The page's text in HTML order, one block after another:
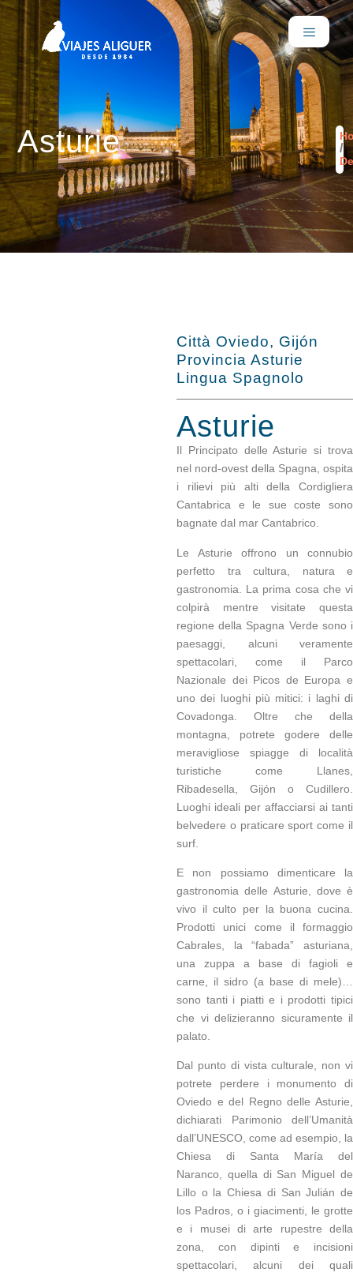
Asturie /
Città Oviedo, Gijón
Provincia Asturie
Lingua Spagnolo
Asturie
Il Principato delle Asturie si trova
nel nord-ovest della Spagna, ospita
i rilievi più alti della Cordigliera
Cantabrica e le sue coste sono
bagnate dal mar Cantabrico.
Le Asturie offrono un connubio
perfetto tra cultura, natura e
gastronomia. La prima cosa che vi
colpirà mentre visitate questa
regione della Spagna Verde sono i
paesaggi, alcuni veramente
spettacolari, come il Parco
Nazionale dei Picos de Europa e
uno dei luoghi più mitici: i laghi di
Covadonga. Oltre che della
montagna, potrete godere delle
meravigliose spiagge di località
turistiche come Llanes,
Ribadesella, Gijón o Cudillero.
Luoghi ideali per affacciarsi ai tanti
belvedere o praticare sport come il
surf.
E non possiamo dimenticare la
gastronomia delle Asturie, dove è
vivo il culto per la buona cucina.
Prodotti unici come il formaggio
Cabrales, la “fabada” asturiana,
una zuppa a base di fagioli e
carne, il sidro (a base di mele)…
sono tanti i piatti e i prodotti tipici
che vi delizieranno sicuramente il
palato.
Dal punto di vista culturale, non vi
potrete perdere i monumento di
Oviedo e del Regno delle Asturie,
dichiarati Parimonio dell’Umanità
dall’UNESCO, come ad esempio, la
Chiesa di Santa María del
Naranco, quella di San Miguel de
Lillo o la Chiesa di San Julián de
los Padros, o i giacimenti, le grotte
e i musei di arte rupestre della
zona, con dipinti e incisioni
spettacolari, alcuni dei quali